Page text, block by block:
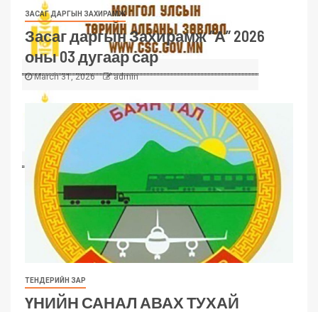
ЗАСАГ ДАРГЫН ЗАХИРАМЖ
Засаг даргын Захирамж “А” 2026
оны 03 дугаар сар
March 31, 2026 admin
ТЕНДЕРИЙН ЗАР
ҮНИЙН САНАЛ АВАХ ТУХАЙ